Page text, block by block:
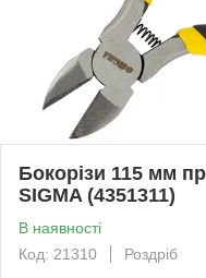
Бокорізи 115 мм
SIGMA (4351311)
В наявності
Код: 21310
Роздріб